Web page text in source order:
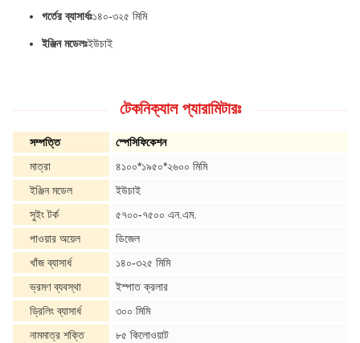
গর্তের ব্যাসার্ধঃ১৪০-৩২৫ মিমি
ইঞ্জিন মডেলঃইউচাই
টেকনিক্যাল প্যারামিটারঃ
সম্পত্তি
স্পেসিফিকেশন
মাত্রা
৪১০০*১৯৫০*২৬০০ মিমি
ইঞ্জিন মডেল
ইউচাই
সুইং টর্ক
৫৭০০-৭৫০০ এন.এম.
পাওয়ার অয়েল
ডিজেল
খাঁজ ব্যাসার্ধ
১৪০-৩২৫ মিমি
ভ্রমণ ব্যবস্থা
ইস্পাত ক্রলার
ড্রিলিং ব্যাসার্ধ
৩০০ মিমি
নামমাত্র শক্তি
৮৫ কিলোওয়াট